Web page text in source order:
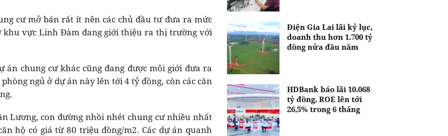
cư mở bán rất ít nên các chủ đầu tư đưa ra mức
khu vực Linh Đàm đang giới thiệu ra thị trường với
án chung cư khác cũng đang được môi giới đưa ra
ngủ ở dự án này lên tới 4 tỷ đồng, còn các căn
Lương, con đường nhồi nhét chung cư nhiều nhất
hộ có giá từ 80 triệu đồng/m2. Các dự án quanh
Điện Gia Lai lãi kỷ lục,
doanh thu hơn 1.700 tỷ
đồng nửa đầu năm
HDBank báo lãi 10.068
tỷ đồng, ROE lên tới
26,5% trong 6 tháng